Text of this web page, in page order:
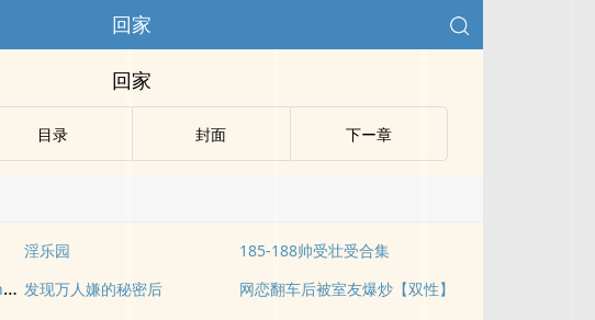
回家
回家
目录 封面 下ー章
淫乐园 185-188帅受壮受合集
炮灰被疯批强制爱的全过程np【快/穿】 发现万人嫌的秘密后 网恋翻车后被室友爆炒【双性】